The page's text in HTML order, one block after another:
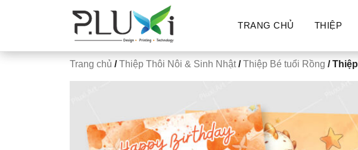
TRANG CHỦ THIỆP
Trang chủ /Thiệp Thôi Nôi & Sinh Nhật/Thiệp Bé tuổi Rồng /